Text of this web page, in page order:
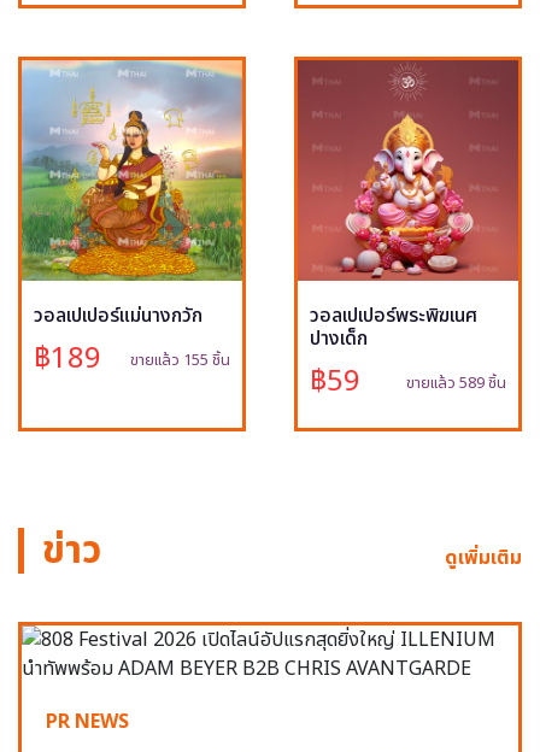
วอลเปเปอร์แม่นางกวัก
฿189 ขายแล้ว 155 ชิ้น
วอลเปเปอร์พระพิฆเนศ
ปางเด็ก
฿59 ขายแล้ว 589 ชิ้น
ข่าว ดูเพิ่มเติม
PR NEWS